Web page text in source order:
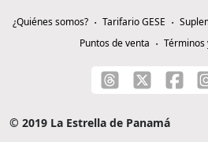
¿Quiénes somos? Tarifario GESE
Puntos de venta
Términos
© 2019 La Estrella de Panamá